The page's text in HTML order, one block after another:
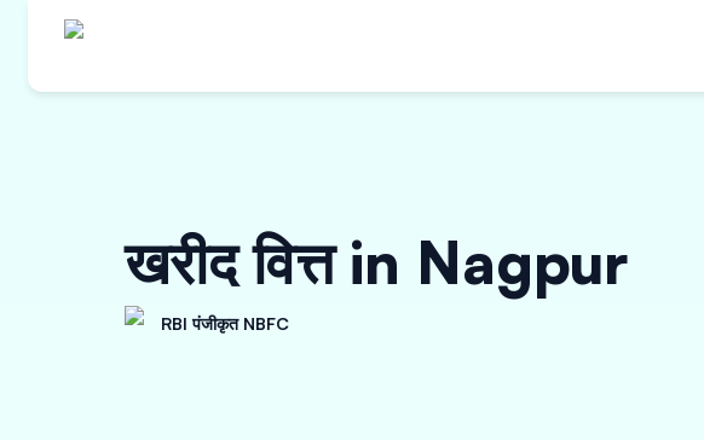
खरीद वित्त in Nagpur
RBI पंजीकृत NBFC